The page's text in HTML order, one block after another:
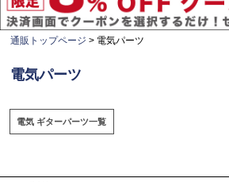
通販トップページ 電気パーツ
電気パーツ
電気 ギターパーツ一覧